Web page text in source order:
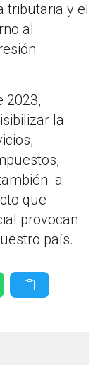
tributaria y el
al
2023,
la
a
que
provocan
país.